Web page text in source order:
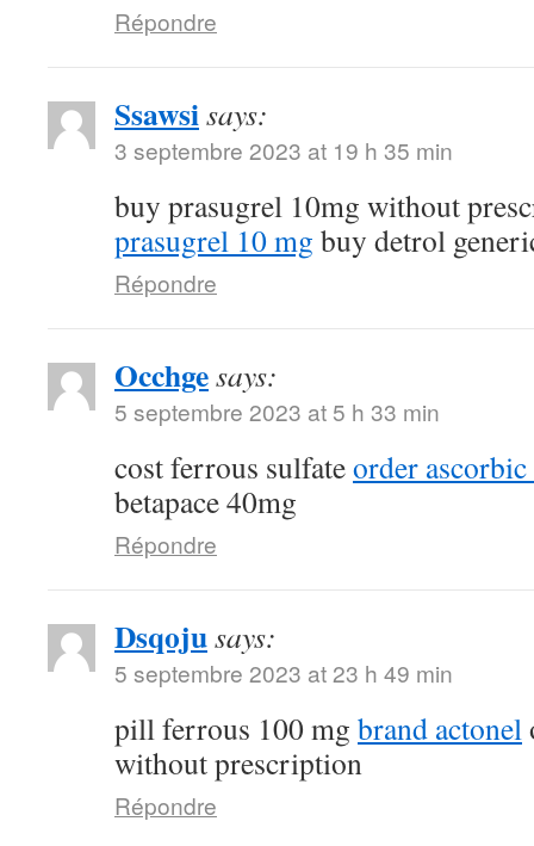
Répondre
Ssawsisays:
3 septembre 2023 at 19 h 35 min
buy prasugrel 10mg without
prasugrel 10 mg buy detrol
Répondre
Occhgesays:
5 septembre 2023 at 5 h 33 min
cost ferrous sulfateorder
betapace 40mg
Répondre
Dsqojusays:
5 septembre 2023 at 23 h 49 min
pill ferrous 100 mg brand actonel
without prescription
Répondre